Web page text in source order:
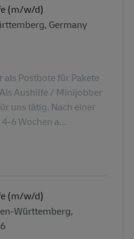
(m/w/d)
Germany
Postbote für Pakete
Aushilfe / Minijobber
uns tätig. Nach einer
6 Wochen a...
(m/w/d)
Württemberg,